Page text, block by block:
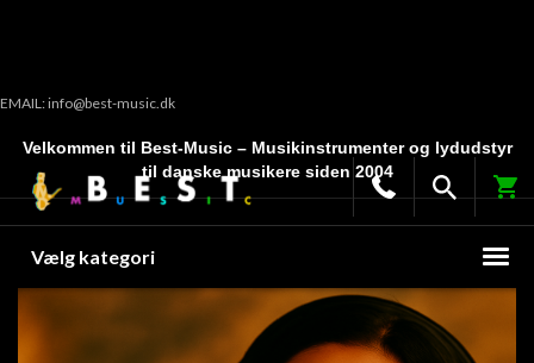
EMAIL: info@best-music.dk
Velkommen til Best-Music – Musikinstrumenter og lydudstyr
til danske musikere siden 2004
Vælg kategori